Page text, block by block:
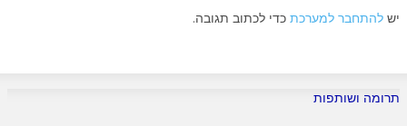
יש להתחבר למערכת כדי לכתוב תגובה.
תרומה ושותפות